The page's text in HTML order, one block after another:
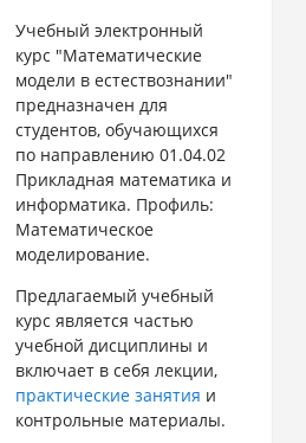
Учебный электронный
курс "Математические
модели в естествознании"
предназначен для
студентов, обучающихся
по направлению 01.04.02
Прикладная математика и
информатика. Профиль:
Математическое
моделирование.
Предлагаемый учебный
курс является частью
учебной дисциплины и
включает в себя лекции,
практические занятия и
контрольные материалы.